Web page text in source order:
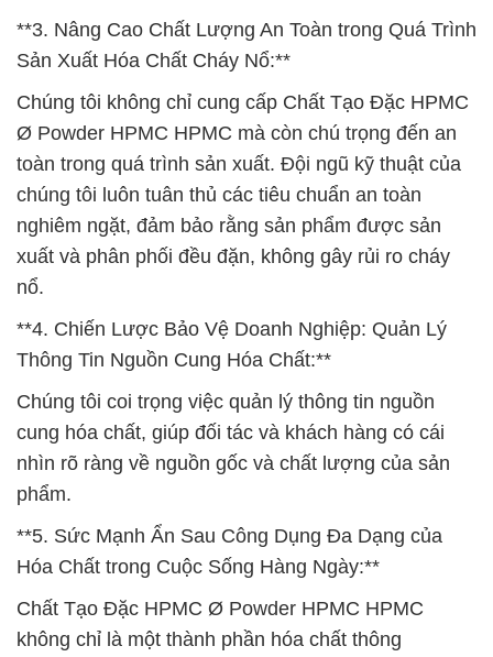
**3. Nâng Cao Chất Lượng An Toàn trong Quá Trình
Sản Xuất Hóa Chất Cháy Nổ:**
Chúng tôi không chỉ cung cấp Chất Tạo Đặc HPMC
Ø Powder HPMC HPMC mà còn chú trọng đến an
toàn trong quá trình sản xuất. Đội ngũ kỹ thuật của
chúng tôi luôn tuân thủ các tiêu chuẩn an toàn
nghiêm ngặt, đảm bảo rằng sản phẩm được sản
xuất và phân phối đều đặn, không gây rủi ro cháy
nổ.
**4. Chiến Lược Bảo Vệ Doanh Nghiệp: Quản Lý
Thông Tin Nguồn Cung Hóa Chất:**
Chúng tôi coi trọng việc quản lý thông tin nguồn
cung hóa chất, giúp đối tác và khách hàng có cái
nhìn rõ ràng về nguồn gốc và chất lượng của sản
phẩm.
**5. Sức Mạnh Ẩn Sau Công Dụng Đa Dạng của
Hóa Chất trong Cuộc Sống Hàng Ngày:**
Chất Tạo Đặc HPMC Ø Powder HPMC HPMC
không chỉ là một thành phần hóa chất thông